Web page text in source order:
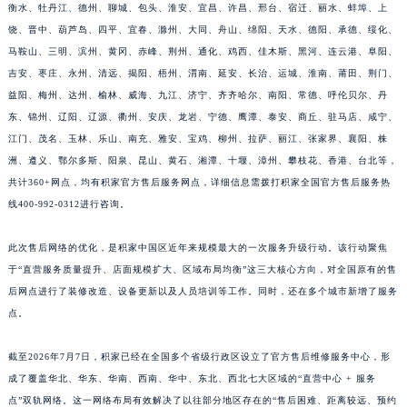
江西省上饶市信州区滨江西路积家售后服务中心（需提前预约）
江西省新余市渝水区北湖西路积家售后服务中心（需提前预约）
江西省宜春市袁州区中山中路积家售后服务中心（需提前预约）
山东省济南市历下区经十路11111号华润中心写字楼（万象城）15层1508室积家售后服务中心（需提前预约）
山东省济宁市任城区太白楼路积家售后服务中心（需提前预约）
山东省莱芜市文化南路8号银座商城名表维修一楼名表维修积家售后服务中心（需提前预约）
山东省泰安市泰山区财源街道泰山大街积家售后服务中心（需提前预约）
山东省威海市环翠区新威海路89号振华商厦一楼名表维修积家售后服务中心（需提前预约）
衡水、牡丹江、德州、聊城、包头、淮安、宜昌、许昌、邢台、宿迁、丽水、蚌埠、上
饶、晋中、葫芦岛、四平、宜春、滁州、大同、舟山、绵阳、天水、德阳、承德、绥化、
马鞍山、三明、滨州、黄冈、赤峰、荆州、通化、鸡西、佳木斯、黑河、连云港、阜阳、
吉安、枣庄、永州、清远、揭阳、梧州、渭南、延安、长治、运城、淮南、莆田、荆门、
益阳、梅州、达州、榆林、威海、九江、济宁、齐齐哈尔、南阳、常德、呼伦贝尔、丹
东、锦州、辽阳、辽源、衢州、安庆、龙岩、宁德、鹰潭、泰安、商丘、驻马店、咸宁、
江门、茂名、玉林、乐山、南充、雅安、宝鸡、柳州、拉萨、丽江、张家界、襄阳、株
洲、遵义、鄂尔多斯、阳泉、昆山、黄石、湘潭、十堰、漳州、攀枝花、香港、台北等，
共计360+网点，均有积家官方售后服务网点，详细信息需拨打积家全国官方售后服务热
线400-992-0312进行咨询。
此次售后网络的优化，是积家中国区近年来规模最大的一次服务升级行动。该行动聚焦
于“直营服务质量提升、店面规模扩大、区域布局均衡”这三大核心方向，对全国原有的售
后网点进行了装修改造、设备更新以及人员培训等工作。同时，还在多个城市新增了服务
点。
截至2026年7月7日，积家已经在全国多个省级行政区设立了官方售后维修服务中心，形
成了覆盖华北、华东、华南、西南、华中、东北、西北七大区域的“直营中心 + 服务
点”双轨网络。这一网络布局有效解决了以往部分地区存在的“售后困难、距离较远、预约